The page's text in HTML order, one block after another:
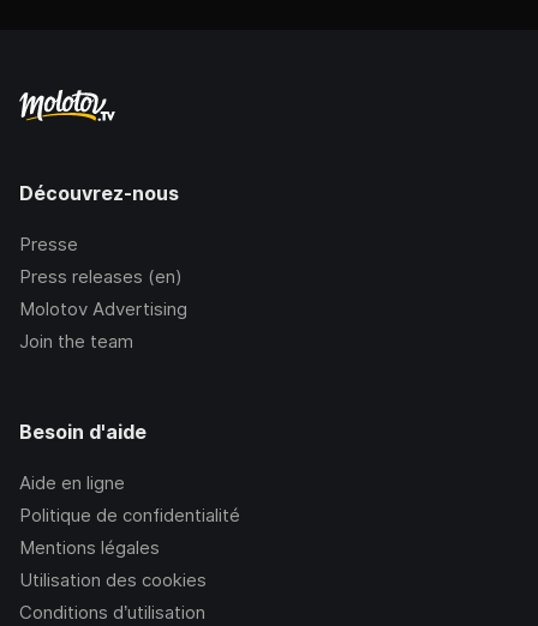
Découvrez-nous
Presse
Press releases (en)
Molotov Advertising
Join the team
Besoin d'aide
Aide en ligne
Politique de confidentialité
Mentions légales
Utilisation des cookies
Conditions d’utilisation